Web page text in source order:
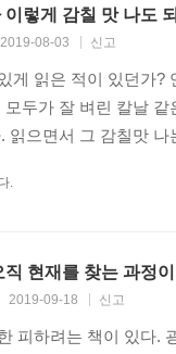
이렇게 감칠 맛 나도
2019-08-03 신고
게 읽은 적이 있던가
두가 잘 벼린 칼날
읽으면서 그 감칠맛
.
직 현재를 찾는 과정
2019-09-18 신고
피하려는 책이 있다.